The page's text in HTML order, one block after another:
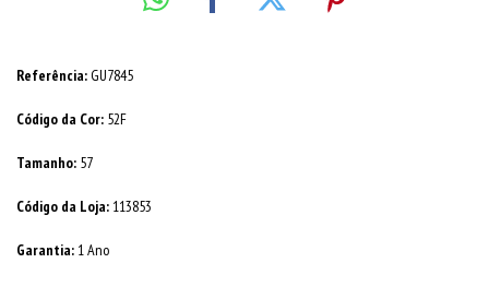
Referência: GU7845
Código da Cor: 52F
Tamanho: 57
Código da Loja: 113853
Garantia: 1 Ano